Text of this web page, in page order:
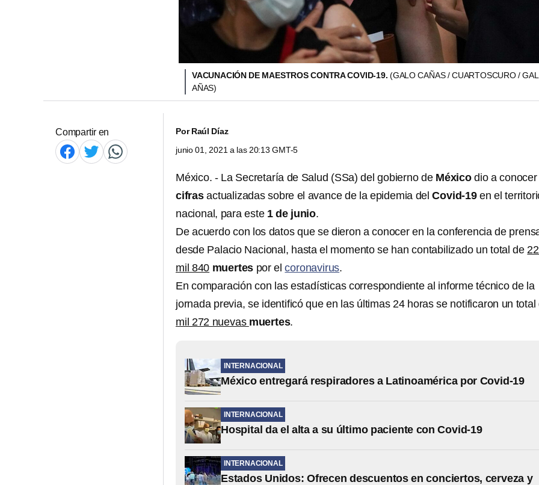
VACUNACIÓN DE MAESTROS CONTRA COVID-19. (GALO CAÑAS / CUARTOSCURO /
AÑAS)
Compartir en PorRaúl Díaz
junio 01, 2021 a las 20:13 GMT-5
México. - La Secretaría de Salud (SSa) del gobierno de Méxicodio a conocer
cifrasactualizadas sobre el avance de la epidemia delCovid-19en el
nacional, para este 1 de junio.
De acuerdo con los datos que se dieron a conocer en la conferencia de
desde Palacio Nacional, hasta el momento se han contabilizado un total de
mil 840 muertes por elcoronavirus.
En comparación con las estadísticas correspondiente al informe técnico de la
jornada previa, se identificó que en las últimas 24 horas se notificaron un total
mil 272 nuevas muertes.
INTERNACIONAL
México entregará respiradores a Latinoamérica por Covid-19
INTERNACIONAL
Hospital da el alta a su último paciente con Covid-19
INTERNACIONAL
Estados Unidos: Ofrecen descuentos en conciertos, cerveza y